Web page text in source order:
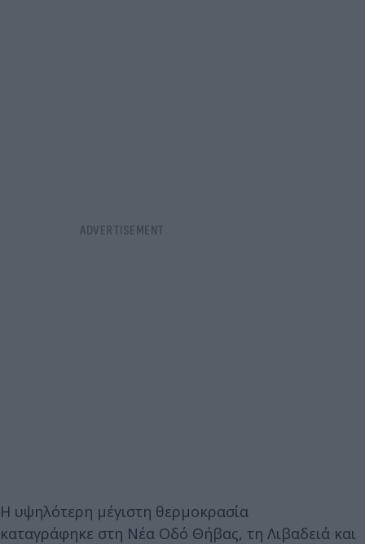
Η υψηλότερη μέγιστη θερμοκρασία
καταγράφηκε στη Νέα Οδό Θήβας, τη Λιβαδειά και